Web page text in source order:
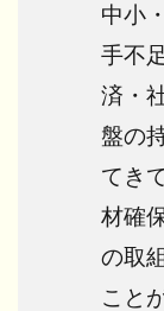
中小
手不
済・
盤の
てき
材確
の取
こと